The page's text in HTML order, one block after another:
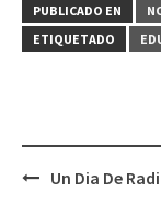
PUBLICADO EN
ETIQUETADO
Un Dia De